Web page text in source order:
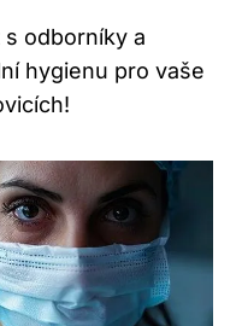
odborníky a
hygienu pro vaše